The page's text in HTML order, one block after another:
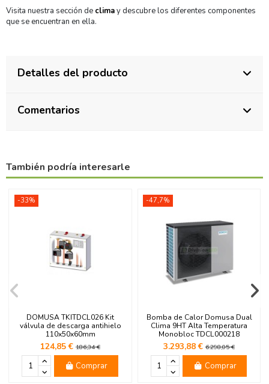
Visita nuestra sección de climay descubre los diferentes componentes
que se encuentran en ella.
Detalles del producto
Comentarios
También podría interesarle
-33%
DOMUSA TKITDCL026 Kit
válvula de descarga antihielo
110x50x60mm
124,85 € 186,34 €
Comprar
-47,7%
Bomba de Calor Domusa Dual
Clima 9HT Alta Temperatura
Monobloc TDCL000218
3.293,88 € 6.298,05 €
Comprar